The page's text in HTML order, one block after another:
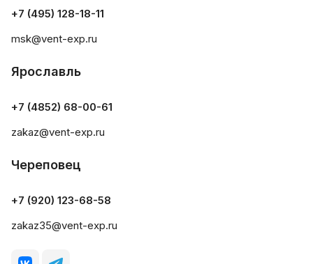
+7 (495) 128-18-11
msk@vent-exp.ru
Ярославль
+7 (4852) 68-00-61
zakaz@vent-exp.ru
Череповец
+7 (920) 123-68-58
zakaz35@vent-exp.ru